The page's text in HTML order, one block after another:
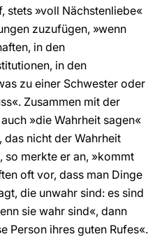
stets »voll Nächstenliebe«
zuzufügen, »wenn
in den
in den
zu einer Schwester oder
Zusammen mit der
»die Wahrheit sagen«
das nicht der Wahrheit
merkte er an, »kommt
oft vor, dass man Dinge
die unwahr sind: es sind
sie wahr sind«, dann
Person ihres guten Rufes«.